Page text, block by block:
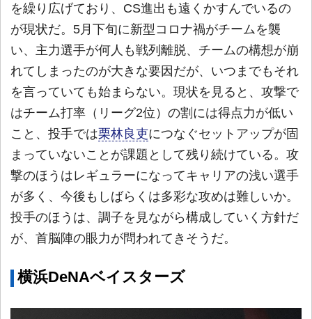
を繰り広げており、CS進出も遠くかすんでいるの
が現状だ。5月下旬に新型コロナ禍がチームを襲
い、主力選手が何人も戦列離脱、チームの構想が崩
れてしまったのが大きな要因だが、いつまでもそれ
を言っていても始まらない。現状を見ると、攻撃で
はチーム打率（リーグ2位）の割には得点力が低い
こと、投手では栗林良吏につなぐセットアップが固
まっていないことが課題として残り続けている。攻
撃のほうはレギュラーになってキャリアの浅い選手
が多く、今後もしばらくは多彩な攻めは難しいか。
投手のほうは、調子を見ながら構成していく方針だ
が、首脳陣の眼力が問われてきそうだ。
横浜DeNAベイスターズ